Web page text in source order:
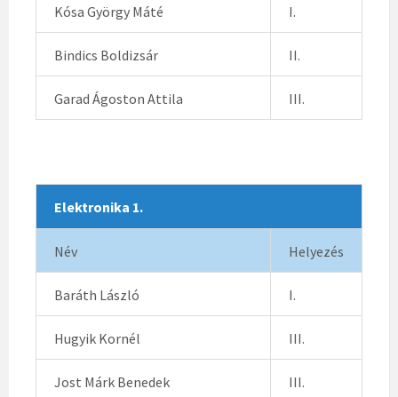
Kósa György Máté I.
Bindics Boldizsár II.
Garad Ágoston Attila III.
Elektronika 1.
Név Helyezés
Baráth László I.
Hugyik Kornél III.
Jost Márk Benedek III.